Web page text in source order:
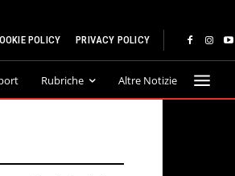
POLICY PRIVACY POLICY
Rubriche Altre Notizie